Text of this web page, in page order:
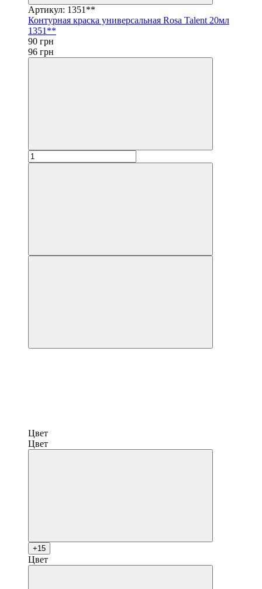
Артикул: 1351**
Контурная краска универсальная Rosa Talent 20мл
1351**
90 грн
96 грн
Цвет
Цвет
+15
Цвет